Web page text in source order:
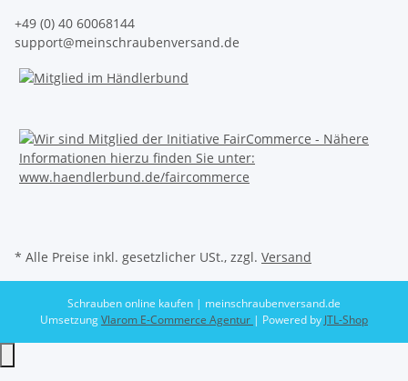
+49 (0) 40 60068144
support@meinschraubenversand.de
* Alle Preise inkl. gesetzlicher USt., zzgl. Versand
Schrauben online kaufen | meinschraubenversand.de
UmsetzungVlarom E-Commerce Agentur | Powered by JTL-Shop